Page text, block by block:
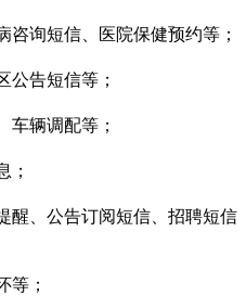
询短信、医院保健预约等；
公告短信等；
车辆调配等；
；
醒、公告订阅短信、招聘短信
等；